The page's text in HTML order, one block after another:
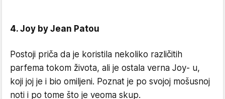
4. Joy by Jean Patou
Postoji priča da je koristila nekoliko različitih
parfema tokom života, ali je ostala verna Joy- u,
koji joj je i bio omiljeni. Poznat je po svojoj mošusnoj
noti i po tome što je veoma skup.